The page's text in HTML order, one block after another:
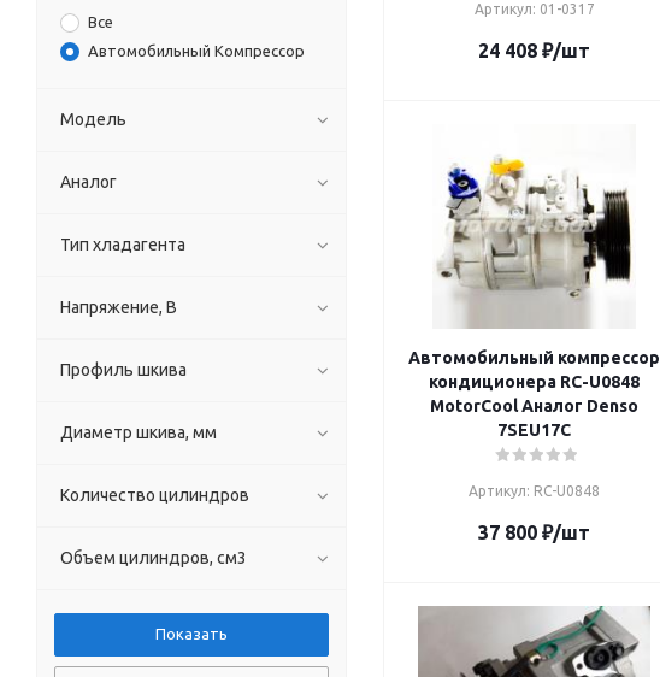
Артикул: 01-0317
24 408 ₽/шт
Автомобильный компрессор
кондиционера RC-U0848
MotorCool Аналог Denso
7SEU17C
Артикул: RC-U0848
37 800 ₽/шт
Все
Автомобильный Компрессор
Модель
Аналог
Тип хладагента
Напряжение, В
Профиль шкива
Диаметр шкива, мм
Количество цилиндров
Объем цилиндров, см3